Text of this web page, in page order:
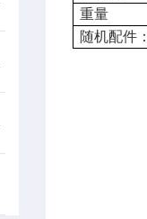
重量
随机配件